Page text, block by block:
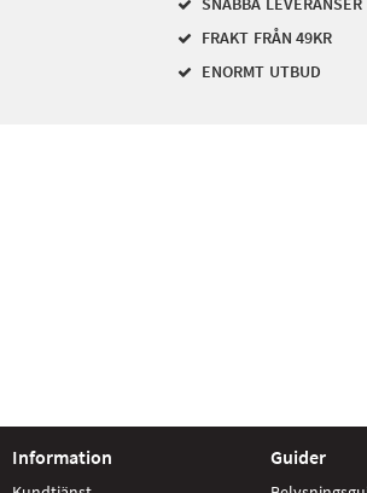
FRAKT FRÅN 49KR
ENORMT UTBUD
Information Guider